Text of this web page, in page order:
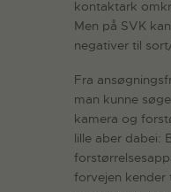
kontaktark
Men på SVK
negativer til
Fra
man kunne
kamera og
lille aber dabei:
forvejen kender